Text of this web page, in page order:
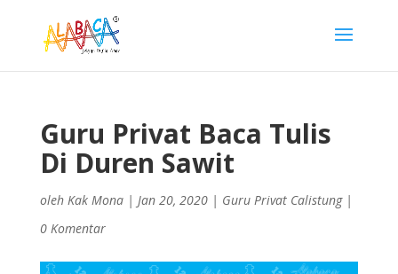
Guru Privat Baca Tulis
Di Duren Sawit
oleh Kak Mona| Jan 20, 2020| Guru Privat Calistung|
0 Komentar